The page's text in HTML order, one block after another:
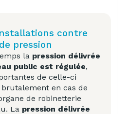
contre
pression
la pression délivrée
public est régulée,
de celle-ci
en cas de
de robinetterie
La pression délivrée